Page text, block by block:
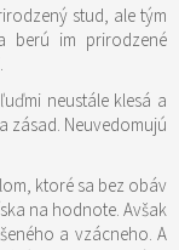
stud, ale tým
berú im prirodzené
neustále klesá a
zásad. Neuvedomujú
ktoré sa bez obáv
na hodnote. Avšak
a vzácneho. A